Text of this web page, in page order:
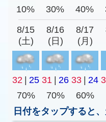
10%
30% 40%
8/15
(土)
8/16
(日)
8/17
(月)
32
25 31 26 33 24
70%
70% 60%
日付をタップすると